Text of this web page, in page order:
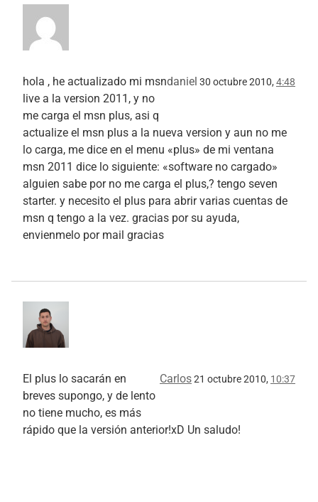
daniel 30 octubre 2010, 4:48
hola , he actualizado mi msn
live a la version 2011, y no
me carga el msn plus, asi q
actualize el msn plus a la nueva version y aun no me
lo carga, me dice en el menu «plus» de mi ventana
msn 2011 dice lo siguiente: «software no cargado»
alguien sabe por no me carga el plus,? tengo seven
starter. y necesito el plus para abrir varias cuentas de
msn q tengo a la vez. gracias por su ayuda,
envienmelo por mail gracias
Carlos21 octubre 2010, 10:37
El plus lo sacarán en
breves supongo, y de lento
no tiene mucho, es más
rápido que la versión anterior!xD Un saludo!